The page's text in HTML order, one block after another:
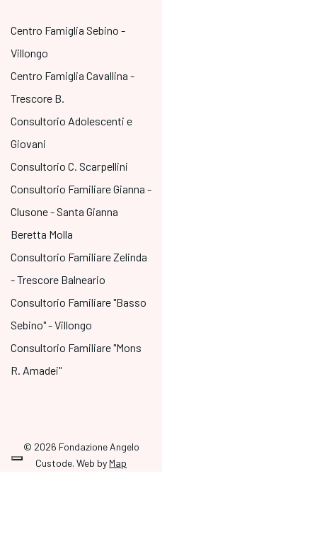
Centro Famiglia Sebino -
Villongo
Centro Famiglia Cavallina -
Trescore B.
Consultorio Adolescenti e
Giovani
Consultorio C. Scarpellini
Consultorio Familiare Gianna -
Clusone - Santa Gianna
Beretta Molla
Consultorio Familiare Zelinda
- Trescore Balneario
Consultorio Familiare "Basso
Sebino" - Villongo
Consultorio Familiare "Mons
R. Amadei"
© 2026 Fondazione Angelo
Custode. Web by Map